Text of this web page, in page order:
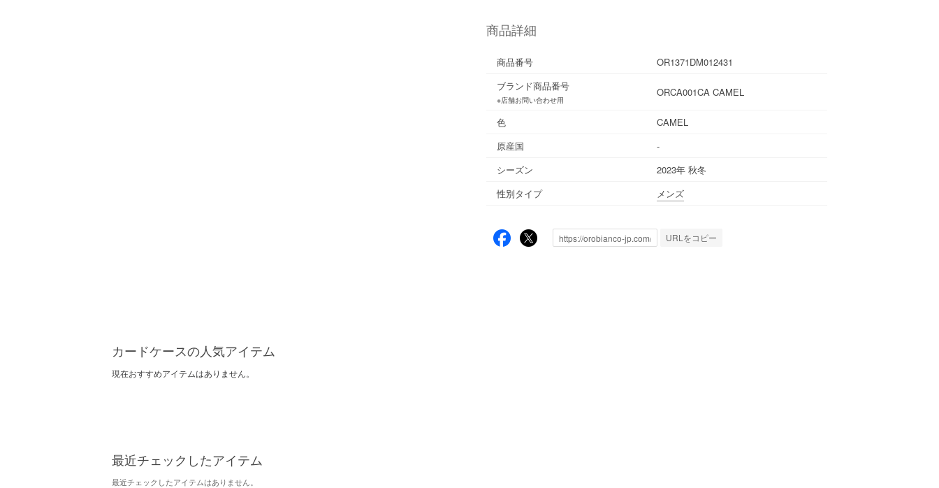
商品詳細
商品番号
OR1371DM012431
ブランド商品番号
※店舗お問い合わせ用
ORCA001CA CAMEL
色
CAMEL
原産国
-
シーズン
2023年 秋冬
性別タイプ
メンズ
URLをコピー
カードケースの人気アイテム
現在おすすめアイテムはありません。
最近チェックしたアイテム
最近チェックしたアイテムはありません。